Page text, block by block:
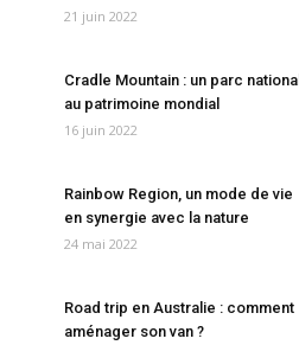
21 juin 2022
Cradle Mountain : un parc national
au patrimoine mondial
16 juin 2022
Rainbow Region, un mode de vie
en synergie avec la nature
24 mai 2022
Road trip en Australie : comment
aménager son van ?